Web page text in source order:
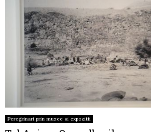
Peregrinari prin muzee si expozitii